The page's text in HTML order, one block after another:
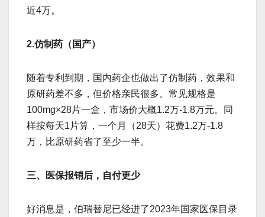
近4万。
2.仿制药（国产）
随着专利到期，国内药企也做出了仿制药，效果和
原研药差不多，但价格亲民很多。常见规格是​​
100mg×28片一盒​​，市场价大概​​1.2万-1.8万元​​。同
样按每天1片算，一个月（28天）花费1.2万-1.8
万，比原研药省了至少一半。
三、医保报销后，自付更少
好消息是，伯瑞替尼已经进了​​2023年国家医保目录​​